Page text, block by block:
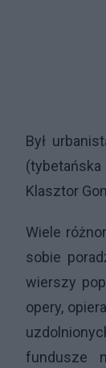
Był
Klasztor
Wiele
sobie
wierszy
opery,
fundusze